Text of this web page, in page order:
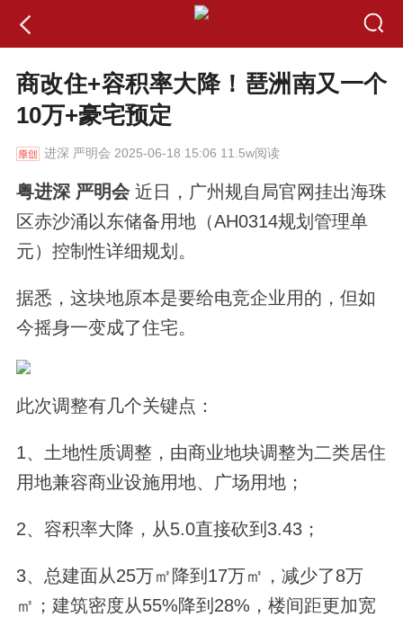
商改住+容积率大降！琶洲南又一个
10万+豪宅预定
进深 严明会 2025-06-18 15:06 11.5w阅读
粤进深 严明会近日，广州规自局官网挂出海珠
区赤沙涌以东储备用地（AH0314规划管理单
元）控制性详细规划。
据悉，这块地原本是要给电竞企业用的，但如
今摇身一变成了住宅。
此次调整有几个关键点：
1、土地性质调整，由商业地块调整为二类居住
用地兼容商业设施用地、广场用地；
2、容积率大降，从5.0直接砍到3.43；
3、总建面从25万㎡降到17万㎡，减少了8万
㎡；建筑密度从55%降到28%，楼间距更加宽